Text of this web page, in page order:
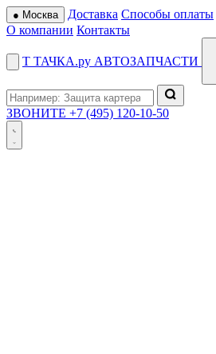
● Москва Доставка Способы оплаты
О компании Контакты
Т ТАЧКА.ру АВТОЗАПЧАСТИ
ЗВОНИТЕ +7 (495) 120-10-50